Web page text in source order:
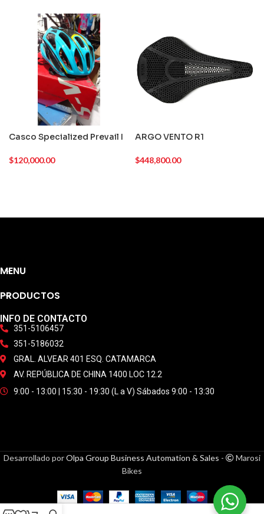
Casco Specialized Prevail I
$120,000.00
ARGO VENTO R1
$448,800.00
MENU
PRODUCTOS
INFO DE CONTACTO
351-5106457
351-5186032
GRAL. ALVEAR 401 ESQ. CATAMARCA
AV. REPÚBLICA DE CHINA 1400 LOC 12.2
9:00 - 13:00 | 15:30 - 19:30 (L a V) Sábados 9:00 - 13:30
Desarrollado porOlpa Group Business Automation & Sales -
Marosi
Bikes